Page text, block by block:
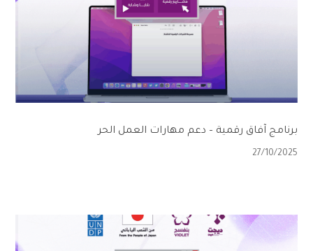
برنامج آفاق رقمية – دعم مهارات العمل الحر
27/10/2025